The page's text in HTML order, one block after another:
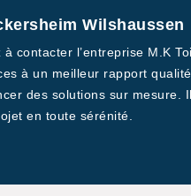
Wilshaussen
contacter l’entreprise M.K
à un meilleur rapport
des solutions sur mesure.
en toute sérénité.